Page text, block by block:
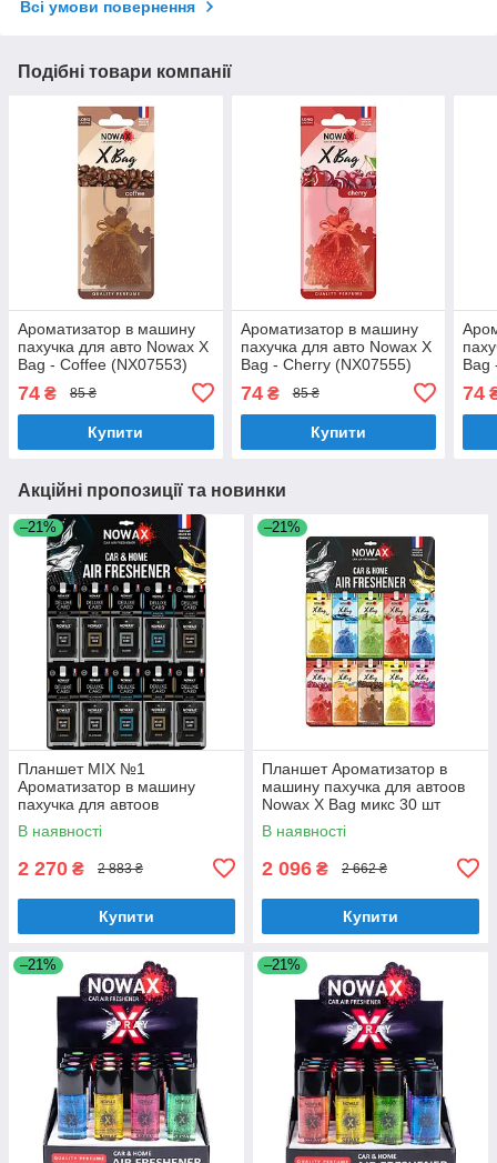
Всі умови повернення
Подібні товари компанії
Ароматизатор в машину
пахучка для авто Nowax X
Bag - Coffee (NX07553)
74 ₴ 85 ₴
Купити
Ароматизатор в машину
пахучка для авто Nowax X
Bag - Cherry (NX07555)
74₴ 85 ₴
Купити
Bag
74
Акційні пропозиції та новинки
–21%
Планшет MIX №1
Ароматизатор в машину
пахучка для автоов
целлюлозных 50 шт Nowax
Delux Card (NX07736)
В наявності
2 270 ₴ 2 883 ₴
Купити
–21%
Планшет Ароматизатор в
машину пахучка для автоов
Nowax X Bag микс 30 шт
(NX07562)
В наявності
2 096 ₴ 2 662 ₴
Купити
–21% –21%